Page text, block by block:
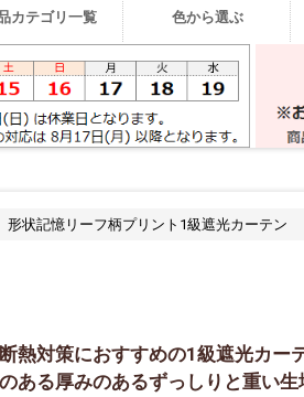
カテゴリ一覧 色から選ぶ
状記憶リーフ柄プリント1級遮光カーテン
熱対策におすすめの1級遮光カー
ある厚みのあるずっしりと重い